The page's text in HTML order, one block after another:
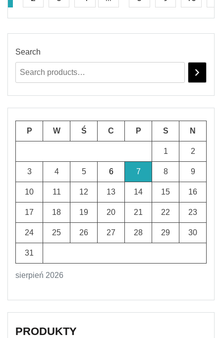
Search
sierpień 2026
P W Ś C P S N
1 2
3 4 5 6 7 8 9
10 11 12 13 14 15 16
17 18 19 20 21 22 23
24 25 26 27 28 29 30
31
PRODUKTY